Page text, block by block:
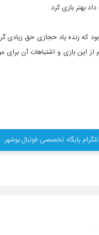
بهتر بازی کرد.
که زنده یاد حجازی حق زیادی
این بازی و اشتباهات آن برای
پایگاه تخصصی فوتبال بوشهر